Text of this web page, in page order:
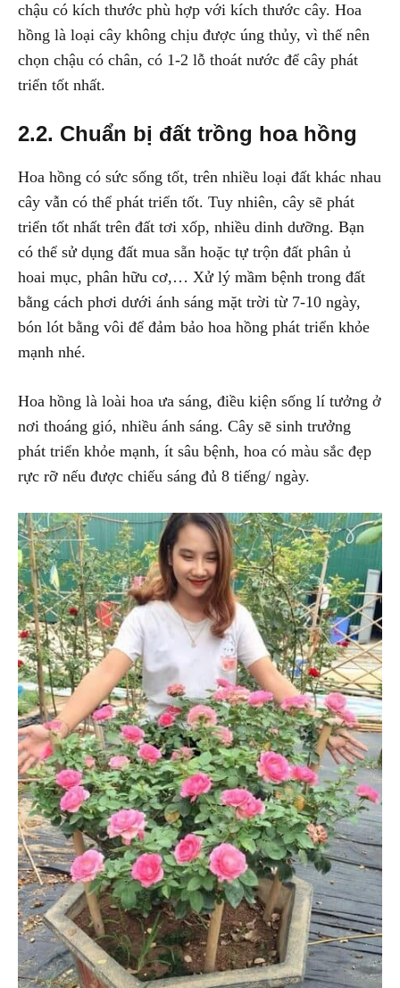
chậu có kích thước phù hợp với kích thước cây. Hoa
hồng là loại cây không chịu được úng thủy, vì thế nên
chọn chậu có chân, có 1-2 lỗ thoát nước để cây phát
triển tốt nhất.
2.2. Chuẩn bị đất trồng hoa hồng
Hoa hồng có sức sống tốt, trên nhiều loại đất khác nhau
cây vẫn có thể phát triển tốt. Tuy nhiên, cây sẽ phát
triển tốt nhất trên đất tơi xốp, nhiều dinh dưỡng. Bạn
có thể sử dụng đất mua sẵn hoặc tự trộn đất phân ủ
hoai mục, phân hữu cơ,… Xử lý mầm bệnh trong đất
bằng cách phơi dưới ánh sáng mặt trời từ 7-10 ngày,
bón lót bằng vôi để đảm bảo hoa hồng phát triển khỏe
mạnh nhé.
Hoa hồng là loài hoa ưa sáng, điều kiện sống lí tưởng ở
nơi thoáng gió, nhiều ánh sáng. Cây sẽ sinh trưởng
phát triển khỏe mạnh, ít sâu bệnh, hoa có màu sắc đẹp
rực rỡ nếu được chiếu sáng đủ 8 tiếng/ ngày.